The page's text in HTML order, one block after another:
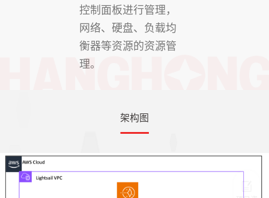
控制面板进行管理，
网络、硬盘、负载均
衡器等资源的资源管
理。
架构图